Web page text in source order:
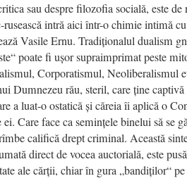
sau despre filozofia socială, este
intră aici într-o chimie intimă
Vasile Ernu. Tradiționalul dualism
poate fi ușor supraimprimat peste
Corpo­ratismul, Neoliberalismul
Dumnezeu rău, steril, care ține
a luat-o ostatică și căreia îi aplică o
Care face ca semințele binelui să se
califică drept criminal. Această
direct de vocea auctorială, este
ale cărții, chiar în gura „bandiților“